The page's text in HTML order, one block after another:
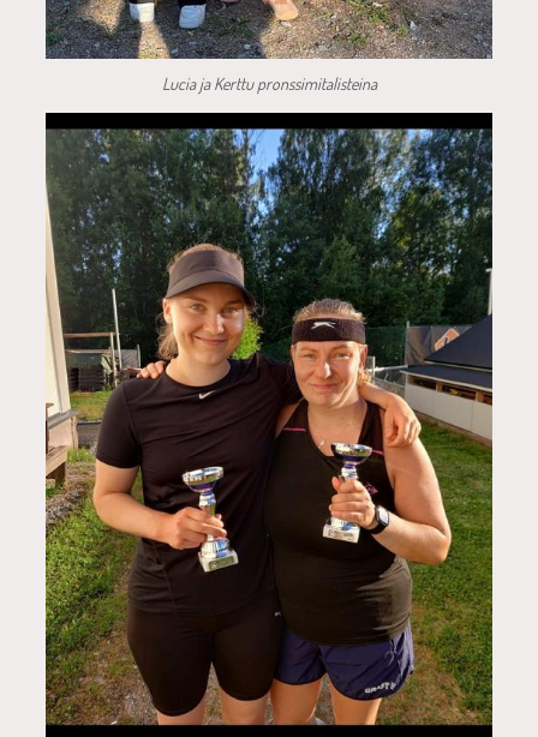
Lucia ja Kerttu pronssimitalisteina